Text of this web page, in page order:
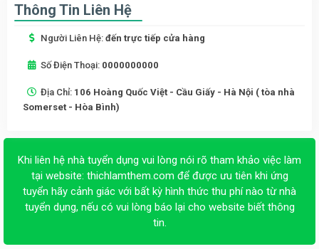
Thông Tin Liên Hệ
Người Liên Hệ: đến trực tiếp cửa hàng
Số Điện Thoại: 0000000000
Địa Chỉ: 106 Hoàng Quốc Việt - Cầu Giấy - Hà Nội ( tòa nhà
Somerset - Hòa Bình)
Khi liên hệ nhà tuyển dụng vui lòng nói rõ tham khảo việc làm
tại website: thichlamthem.com để được ưu tiên khi ứng
tuyển hãy cảnh giác với bất kỳ hình thức thu phí nào từ nhà
tuyển dụng, nếu có vui lòng báo lại cho website biết thông
tin.